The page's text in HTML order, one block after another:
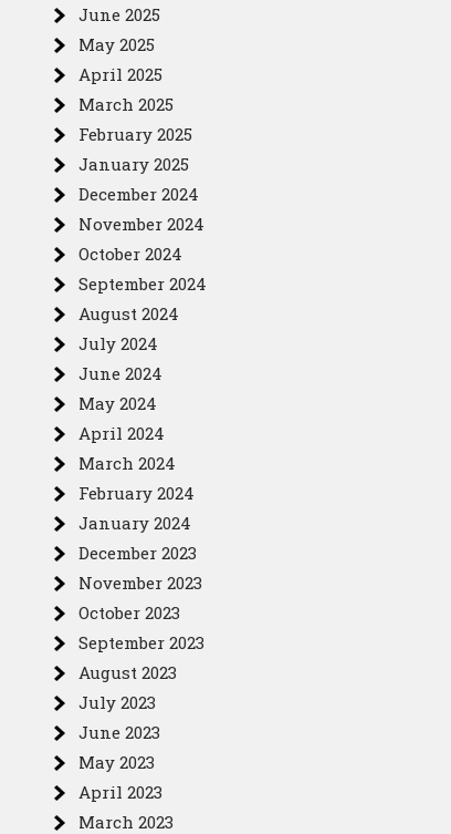
June 2025
May 2025
April 2025
March 2025
February 2025
January 2025
December 2024
November 2024
October 2024
September 2024
August 2024
July 2024
June 2024
May 2024
April 2024
March 2024
February 2024
January 2024
December 2023
November 2023
October 2023
September 2023
August 2023
July 2023
June 2023
May 2023
April 2023
March 2023